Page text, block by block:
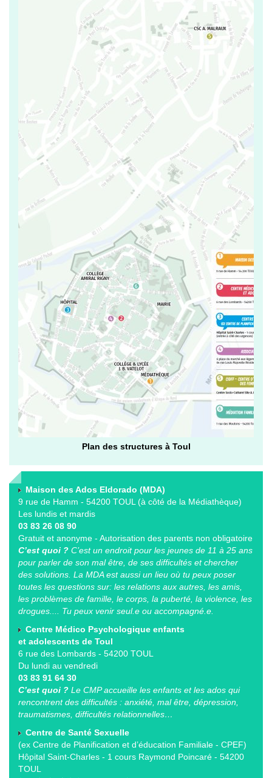
Plan des structures à Toul
Maison des Ados Eldorado (MDA)
9 rue de Hamm - 54200 TOUL (à côté de la Médiathèque)
Les lundis et mardis
03 83 26 08 90
Gratuit et anonyme - Autorisation des parents non obligatoire
C’est quoi ? C’est un endroit pour les jeunes de 11 à 25 ans
pour parler de son mal être, de ses difficultés et chercher
des solutions. La MDA est aussi un lieu où tu peux poser
toutes les questions sur: les relations aux autres, les amis,
les problèmes de famille, le corps, la puberté, la violence, les
drogues.... Tu peux venir seul.e ou accompagné.e.
Centre Médico Psychologique enfants
et adolescents de Toul
6 rue des Lombards - 54200 TOUL
Du lundi au vendredi
03 83 91 64 30
C’est quoi ? Le CMP accueille les enfants et les ados qui
rencontrent des difficultés : anxiété, mal être, dépression,
traumatismes, difficultés relationnelles…
Centre de Santé Sexuelle
(ex Centre de Planification et d’éducation Familiale - CPEF)
Hôpital Saint-Charles - 1 cours Raymond Poincaré - 54200
TOUL